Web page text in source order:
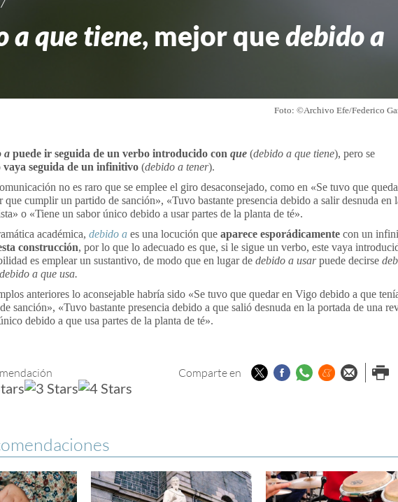
a que tiene, mejor quedebido a
Foto: ©Archivo Efe/Federico
a puede ir seguida de un verbo introducido con que (debido a que tiene), pero se
vaya seguida de un infinitivo (debido a tener).
no es raro que se emplee el giro desaconsejado, como en «Se tuvo que
que cumplir un partido de sanción», «Tuvo bastante presencia debido a salir desnuda en
o «Tiene un sabor único debido a usar partes de la planta de té».
académica, debido a es una locución que aparece esporádicamente con un
construcción, por lo que lo adecuado es que, si le sigue un verbo, este vaya
es emplear un sustantivo, de modo que en lugar de debido a usarpuede decirse
debido a que usa.
anteriores lo aconsejable habría sido «Se tuvo que quedar en Vigo debido a que
sanción», «Tuvo bastante presencia debido a que salió desnuda en la portada de una
debido a que usa partes de la planta de té».
Comparte en TwitterFacebook
Whatsapp
Menéame
Enviar por